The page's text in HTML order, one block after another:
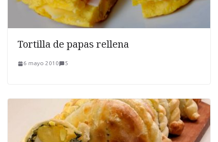
Tortilla de papas rellena
6 mayo 2010 5